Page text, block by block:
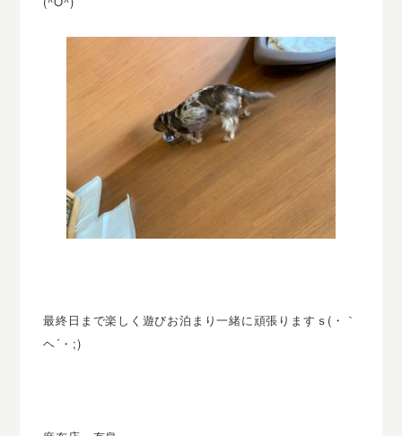
最終日まで楽しく遊びお泊まり一緒に頑張りますｓ(・｀
ヘ´・;)ゞ